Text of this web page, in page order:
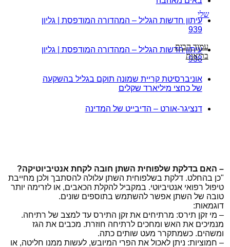
עיתון חדשות הגליל – המהדורה המודפסת | גליון
939
עיתון חדשות הגליל – המהדורה המודפסת | גליון
938
אוניברסיטת קריית שמונה תוקם בגליל בהשקעה
של כחצי מיליארד שקלים
דנציגר-אורט – הדיבייט של המדינה
שלי
עמוד הבית
בריאות
– האם בדלקת שלפוחית השתן חובה לקחת אנטיביוטיקה?
"כן בהחלט. דלקת בשלפוחית השתן עלולה להסתבך ולכן מחייבת
טיפול רפואי אנטיביוטי. במקביל להקלת הכאבים, או לזרימה יותר
טובה של השתן אפשר להשתמש בתוספים שונים.
דוגמאות:
– מי זקן תירס: מרתיחים את זקן התירס עד למצב של רתיחה.
מנמיכים את האש ומחכים לרתיחה חוזרת. מכבים את הגז
ומשהים. כשמתקרר מעט שותים כתה.
– חמוציות: ניתן לאכול את הפרי המיובש, לעשות ממנו חליטה, או